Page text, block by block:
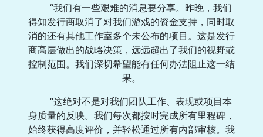
“我们有一些艰难的消息要分享。昨晚，我们
得知发行商取消了对我们游戏的资金支持，同时取
消的还有其他工作室多个未公布的项目。这是发行
商高层做出的战略决策，远远超出了我们的视野或
控制范围。我们深切希望能有任何办法阻止这一结
果。
“这绝对不是对我们团队工作、表现或项目本
身质量的反映。我们每次都按时完成所有里程碑，
始终获得高度评价，并轻松通过所有内部审核。我